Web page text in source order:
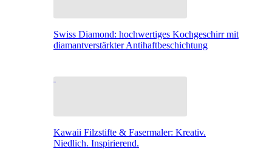
Swiss Diamond: hochwertiges Kochgeschirr mit
diamantverstärkter Antihaftbeschichtung
Kawaii Filzstifte & Fasermaler: Kreativ.
Niedlich. Inspirierend.